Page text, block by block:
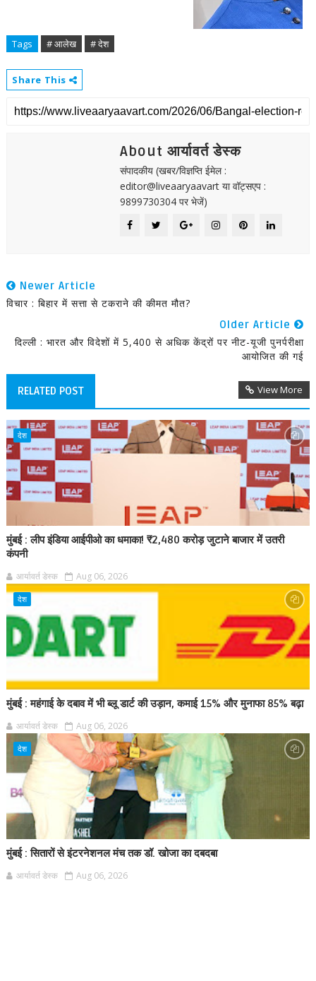
Tags # आलेख # देश
Share This
About आर्यावर्त डेस्क
संपादकीय (खबर/विज्ञप्ति ईमेल :
editor@liveaaryaavart या वॉट्सएप :
9899730304 पर भेजें)
Newer Article
विचार : बिहार में सत्ता से टकराने की कीमत मौत?
Older Article
दिल्ली : भारत और विदेशों में 5,400 से अधिक केंद्रों पर नीट-यूजी पुनर्परीक्षा
आयोजित की गई
RELATED POST View More
देश
मुंबई : लीप इंडिया आईपीओ का धमाका! ₹2,480 करोड़ जुटाने बाजार में उतरी
कंपनी
आर्यावर्त डेस्क Aug 06, 2026
देश
मुंबई : महंगाई के दबाव में भी ब्लू डार्ट की उड़ान, कमाई 15% और मुनाफा 85% बढ़ा
आर्यावर्त डेस्क Aug 06, 2026
देश
मुंबई : सितारों से इंटरनेशनल मंच तक डॉ. खोजा का दबदबा
आर्यावर्त डेस्क Aug 06, 2026